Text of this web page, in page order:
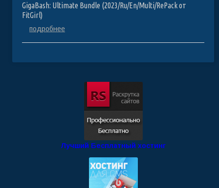
GigaBash: Ultimate Bundle (2023/Ru/En/Multi/RePack от
FitGirl)
подробнее
Лучший Бесплатный хостинг